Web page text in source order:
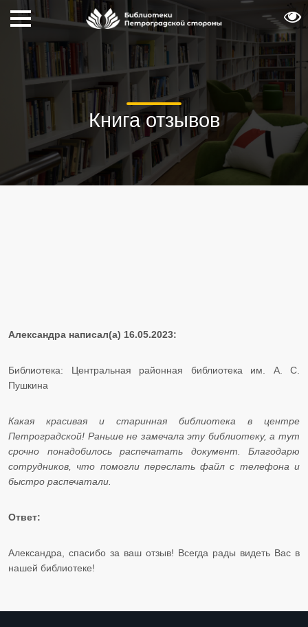
Книга отзывов
Александра написал(а) 16.05.2023:
Библиотека: Центральная районная библиотека им. А. С.
Пушкина​​​​​​​
Какая красивая и старинная библиотека в центре
Петроградской! Раньше не замечала эту библиотеку, а тут
срочно понадобилось распечатать документ. Благодарю
сотрудников, что помогли переслать файл с телефона и
быстро распечатали.
Ответ:
Александра, спасибо за ваш отзыв! Всегда рады видеть Вас в
нашей библиотеке! ​​​​​​​